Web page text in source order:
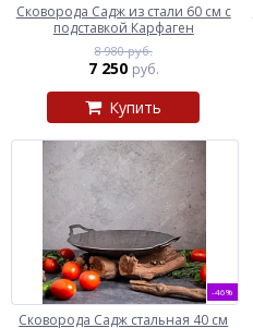
Сковорода Садж из стали 60 см с
подставкой Карфаген
8 980 руб.
7 250 руб.
Купить
-46%
Сковорода Садж стальная 40 см